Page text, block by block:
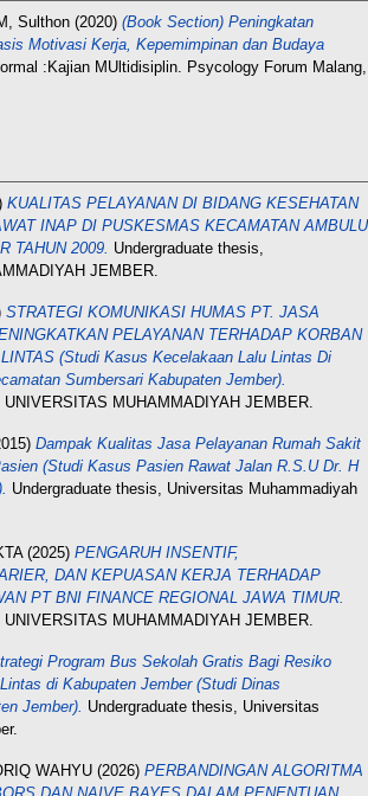
Sulthon (2020) (Book Section) Peningkatan
Motivasi Kerja, Kepemimpinan dan Budaya
:Kajian MUltidisiplin. Psycology Forum Malang,
KUALITAS PELAYANAN DI BIDANG KESEHATAN
INAP DI PUSKESMAS KECAMATAN AMBULU
TAHUN 2009. Undergraduate thesis,
JEMBER.
STRATEGI KOMUNIKASI HUMAS PT. JASA
PELAYANAN TERHADAP KORBAN
(Studi Kasus Kecelakaan Lalu Lintas Di
Sumbersari Kabupaten Jember).
UNIVERSITAS MUHAMMADIYAH JEMBER.
Dampak Kualitas Jasa Pelayanan Rumah Sakit
(Studi Kasus Pasien Rawat Jalan R.S.U Dr. H
Undergraduate thesis, Universitas Muhammadiyah
(2025) PENGARUH INSENTIF,
DAN KEPUASAN KERJA TERHADAP
PT BNI FINANCE REGIONAL JAWA TIMUR.
UNIVERSITAS MUHAMMADIYAH JEMBER.
Program Bus Sekolah Gratis Bagi Resiko
di Kabupaten Jember (Studi Dinas
Jember). Undergraduate thesis, Universitas
WAHYU (2026) PERBANDINGAN ALGORITMA